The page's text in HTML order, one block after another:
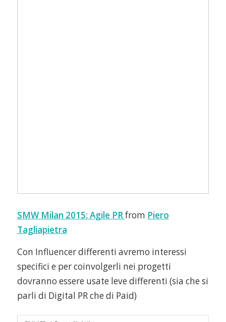
SMW Milan 2015: Agile PRfrom Piero
Tagliapietra
Con Influencer differenti avremo interessi
specifici e per coinvolgerli nei progetti
dovranno essere usate leve differenti (sia che si
parli di Digital PR che di Paid)